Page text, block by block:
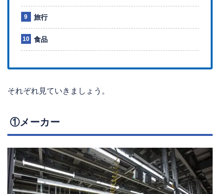
旅行
食品
それぞれ見ていきましょう。
①メーカー